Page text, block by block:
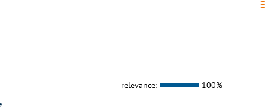
relevance: 100%